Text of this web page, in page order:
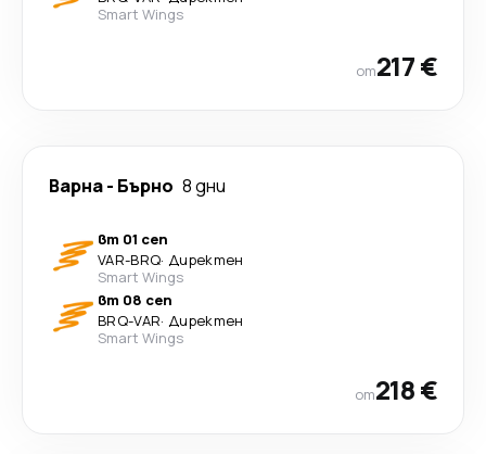
Smart Wings
от217 €
Варна- Бърно 8 дни
вт 01 сеп
VAR-BRQ· Директен
Smart Wings
вт 08 сеп
BRQ-VAR· Директен
Smart Wings
от218 €